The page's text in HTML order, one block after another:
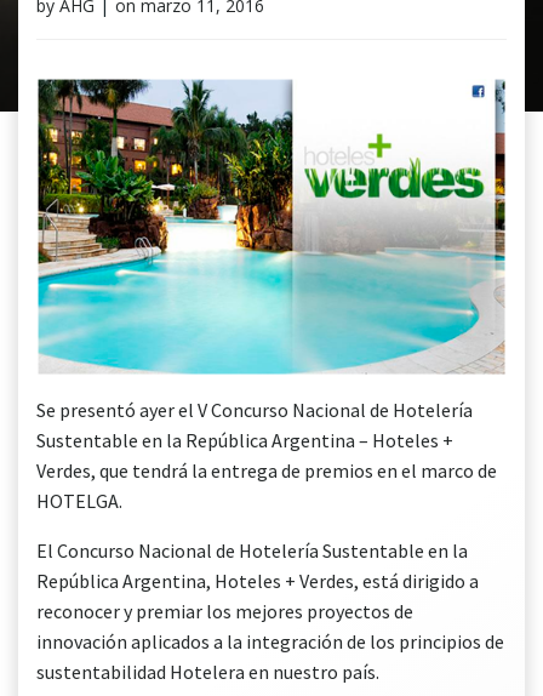
by AHG | on marzo 11, 2016
Se presentó ayer el V Concurso Nacional de Hotelería
Sustentable en la República Argentina – Hoteles +
Verdes, que tendrá la entrega de premios en el marco de
HOTELGA.
El Concurso Nacional de Hotelería Sustentable en la
República Argentina, Hoteles + Verdes, está dirigido a
reconocer y premiar los mejores proyectos de
innovación aplicados a la integración de los principios de
sustentabilidad Hotelera en nuestro país.